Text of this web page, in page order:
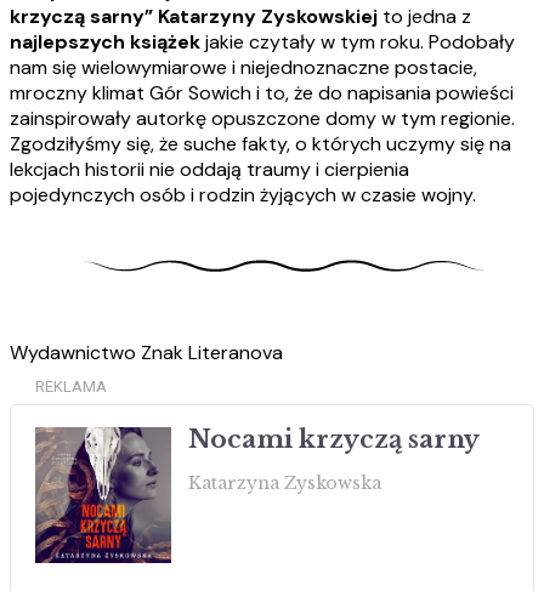
krzyczą sarny” Katarzyny Zyskowskiej to jedna z
najlepszych książekjakie czytały w tym roku. Podobały
nam się wielowymiarowe i niejednoznaczne postacie,
mroczny klimat Gór Sowich i to, że do napisania powieści
zainspirowały autorkę opuszczone domy w tym regionie.
Zgodziłyśmy się, że suche fakty, o których uczymy się na
lekcjach historii nie oddają traumy i cierpienia
pojedynczych osób i rodzin żyjących w czasie wojny.
Wydawnictwo Znak Literanova
REKLAMA
Nocami krzyczą sarny
Katarzyna Zyskowska